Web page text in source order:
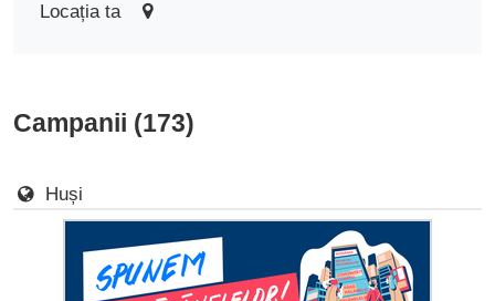
Locația ta
Campanii (173)
Huși